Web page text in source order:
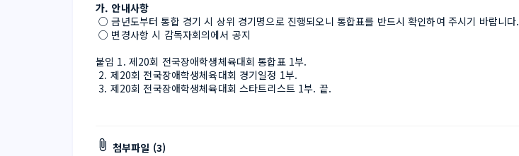
가. 안내사항
○ 금년도부터 통합 경기 시 상위 경기명으로 진행되오니 통합표를 반드시 확인하여 주시기 바랍니다.
○ 변경사항 시 감독자회의에서 공지
붙임 1. 제20회 전국장애학생체육대회 통합표 1부.
2. 제20회 전국장애학생체육대회 경기일정 1부.
3. 제20회 전국장애학생체육대회 스타트리스트 1부. 끝.
첨부파일 (3)